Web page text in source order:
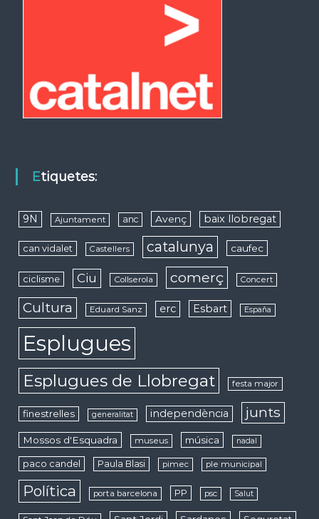
Etiquetes:
9N Ajuntament anc Avenç baix llobregat
can vidalet Castellers catalunya caufec
ciclisme Ciu Collserola comerç Concert
Cultura Eduard Sanz erc Esbart España
Esplugues
Esplugues de Llobregat festa major
finestrelles generalitat independència junts
Mossos d'Esquadra museus música nadal
paco candel Paula Blasi pimec ple municipal
Política porta barcelona PP psc Salut